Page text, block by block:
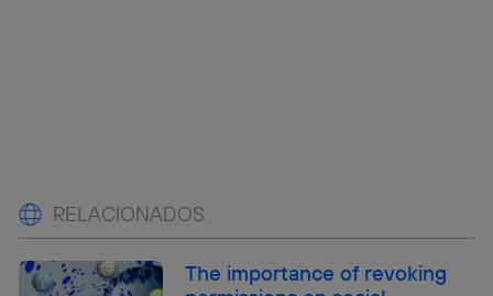
RELACIONADOS
The importance of revoking